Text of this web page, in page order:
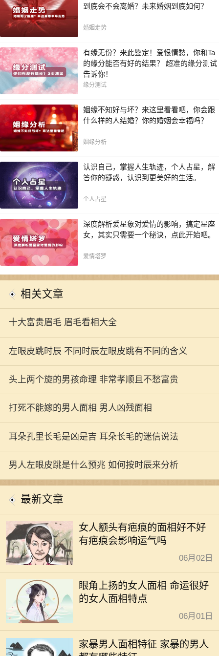
到底会不会离婚？未来婚姻到底如何？
婚姻走势
有缘无份？来此鉴定！爱恨情愁，你和Ta
的缘分能否有好的结果？ 超准的缘分测试
告诉你！
缘分测试
姻缘不知好与坏？来这里看看吧，你会跟
什么样的人结婚？你的婚姻会幸福吗？
姻缘分析
认识自己，掌握人生轨迹，个人占星，解
答你的疑惑，认识到更美好的生活。
个人占星
深度解析爱星象对爱情的影响，搞定星座
女，其实只需要一个秘诀，点此开始吧。
爱情塔罗
相关文章
十大富贵眉毛 眉毛看相大全
左眼皮跳时辰 不同时辰左眼皮跳有不同的含义
头上两个旋的男孩命理 非常孝顺且不愁富贵
打死不能嫁的男人面相 男人凶残面相
耳朵孔里长毛是凶是吉 耳朵长毛的迷信说法
男人左眼皮跳是什么预兆 如何按时辰来分析
最新文章
女人额头有疤痕的面相好不好
有疤痕会影响运气吗
06月02日
眼角上扬的女人面相 命运很好
的女人面相特点
06月01日
家暴男人面相特征 家暴的男人